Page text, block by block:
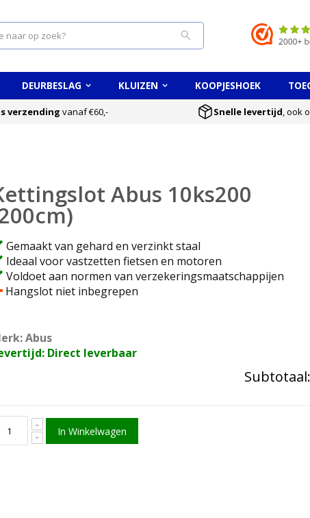
Search
DEURBESLAG KLUIZEN KOOPJESHOEK
verzending vanaf €60,- Snelle levertijd, ook
Abus 10ks200
Gemaakt van gehard en verzinkt staal
Ideaal voor vastzetten fietsen en motoren
Voldoet aan normen van verzekeringsmaatschappijen
Hangslot niet inbegrepen
Abus
Direct leverbaar
Subtotaal:
In Winkelwagen